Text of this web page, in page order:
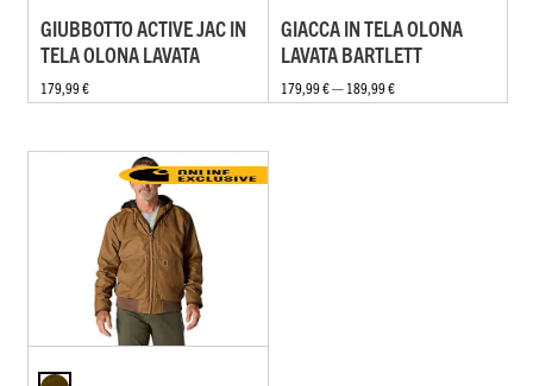
GIUBBOTTO ACTIVE JAC IN
TELA OLONA LAVATA
179,99 €
GIACCA IN TELA OLONA
LAVATA BARTLETT
179,99 € — 189,99 €